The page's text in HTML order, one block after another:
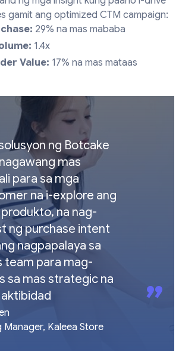
gamit ang optimized CTM campaign:
29% na mas mababa
1.4x
Value: 17% na mas mataas
ng Botcake
mas
para sa mga
na i-explore ang
na nag-
ng purchase intent
nagpapalaya sa
team para mag-
sa mas strategic na
”
Manager, Kaleea Store